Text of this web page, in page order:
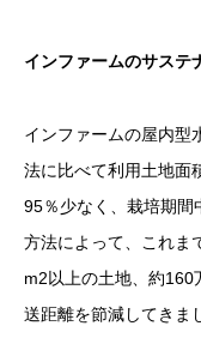
インファームのサステ
インファームの屋内型
法に比べて利用土地面
95％少なく、栽培期間
方法によって、これま
m2以上の土地、約160
送距離を節減してきま